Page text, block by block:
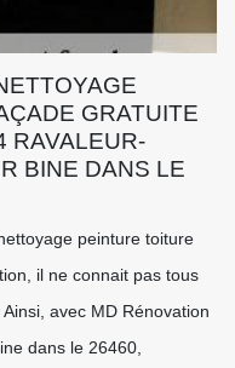
GRATUITE
RAVALEUR-
BINE DANS LE
peinture toiture
il ne connait pas tous
avec MD Rénovation
dans le 26460,